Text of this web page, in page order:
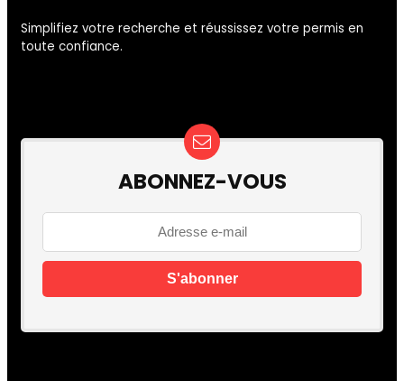
Simplifiez votre recherche et réussissez votre permis en
toute confiance.
ABONNEZ-VOUS